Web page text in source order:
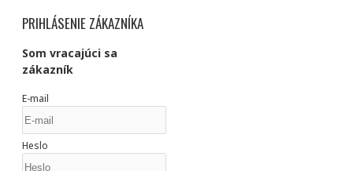
PRIHLÁSENIE ZÁKAZNÍKA
Som vracajúci sa
zákazník
E-mail
Heslo